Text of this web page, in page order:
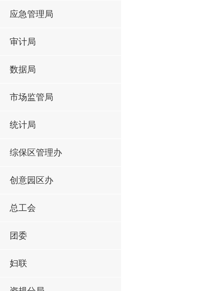
应急管理局
审计局
数据局
市场监管局
统计局
综保区管理办
创意园区办
总工会
团委
妇联